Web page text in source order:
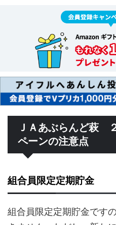
ＪＡあぶらんど萩
ペーンの注意点
組合員限定定期貯金
組合員限定定期貯金です